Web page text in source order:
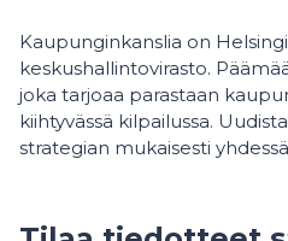
Kaupunginkanslia on
keskushallintovirasto.
joka tarjoaa parastaan
kiihtyvässä kilpailussa.
strategian mukaisesti